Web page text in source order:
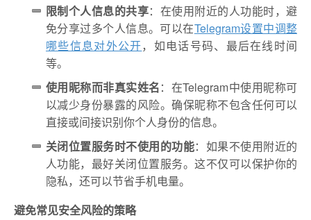
限制个人信息的共享：在使用附近的人功能时，避
免分享过多个人信息。可以在Telegram设置中调整
哪些信息对外公开，如电话号码、最后在线时间
等。
使用昵称而非真实姓名：在Telegram中使用昵称可
以减少身份暴露的风险。确保昵称不包含任何可以
直接或间接识别你个人身份的信息。
关闭位置服务时不使用的功能：如果不使用附近的
人功能，最好关闭位置服务。这不仅可以保护你的
隐私，还可以节省手机电量。
避免常见安全风险的策略